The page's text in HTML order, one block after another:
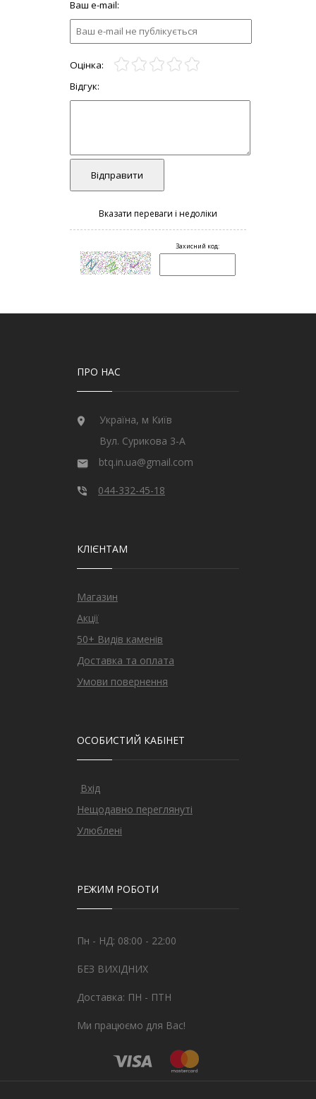
ПРО НАС
Україна, м Київ
Вул. Сурикова 3-А
btq.in.ua@gmail.com
044-332-45-18
КЛІЄНТАМ
Магазин
Акції
50+ Видів каменів
Доставка та оплата
Умови повернення
ОСОБИСТИЙ КАБІНЕТ
Вхід
Нещодавно переглянуті
Улюблені
РЕЖИМ РОБОТИ
Пн - НД: 08:00 - 22:00
БЕЗ ВИХІДНИХ
Доставка: ПН - ПТН
Ми працюємо для Вас!